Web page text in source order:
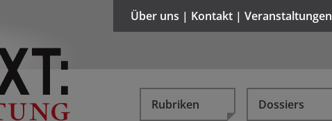
Über uns | Kontakt | Veranstaltungen
Rubriken Dossiers